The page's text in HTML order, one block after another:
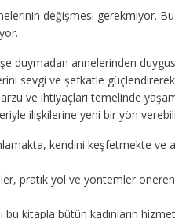
değişmesi gerekmiyor. Bu
duymadan annelerinden
sevgi ve şefkatle güçlendirerek
ve ihtiyaçları temelinde
ilişkilerine yeni bir yön
kendini keşfetmekte ve
pratik yol ve yöntemler
bu kitapla bütün kadınların